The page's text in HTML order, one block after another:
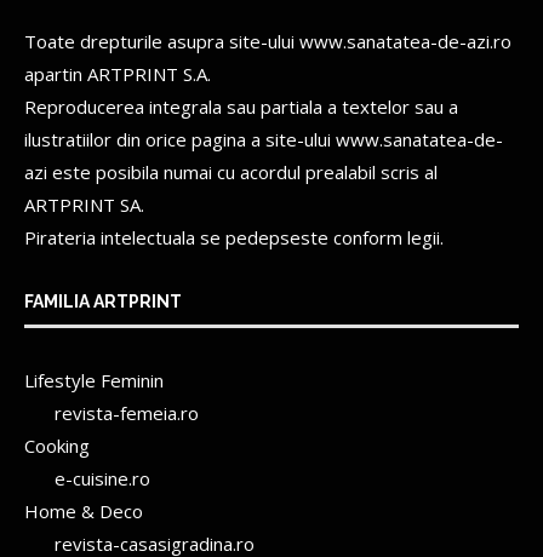
Toate drepturile asupra site-ului www.sanatatea-de-azi.ro
apartin ARTPRINT S.A.
Reproducerea integrala sau partiala a textelor sau a
ilustratiilor din orice pagina a site-ului www.sanatatea-de-
azi este posibila numai cu acordul prealabil scris al
ARTPRINT SA.
Pirateria intelectuala se pedepseste conform legii.
FAMILIA ARTPRINT
Lifestyle Feminin
revista-femeia.ro
Cooking
e-cuisine.ro
Home & Deco
revista-casasigradina.ro